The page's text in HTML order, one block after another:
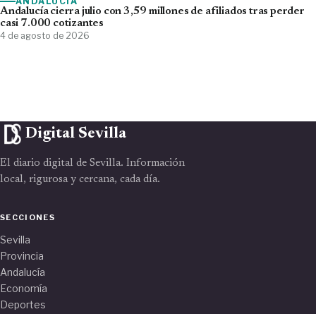
Andalucía cierra julio con 3,59 millones de afiliados tras perder
casi 7.000 cotizantes
4 de agosto de 2026
Digital Sevilla
El diario digital de Sevilla. Información
local, rigurosa y cercana, cada día.
SECCIONES
Sevilla
Provincia
Andalucía
Economía
Deportes